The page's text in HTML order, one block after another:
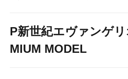
P新世紀エヴァンゲ
MIUM MODEL